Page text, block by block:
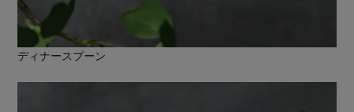
ディナースプーン